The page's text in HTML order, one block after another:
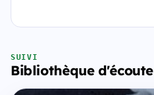
SUIVI
Bibliothèque d'écoute